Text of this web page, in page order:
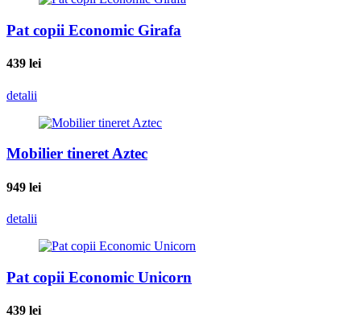
Pat copii Economic Girafa
439 lei
detalii
Mobilier tineret Aztec
949 lei
detalii
Pat copii Economic Unicorn
439 lei